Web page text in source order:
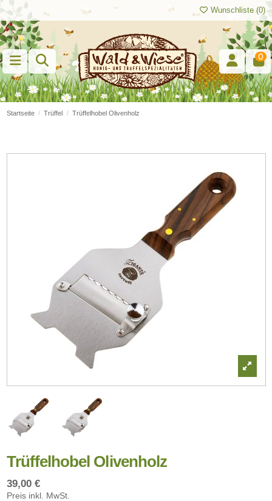
Wunschliste (0)
0
Startseite Trüffel Trüffelhobel Olivenholz
Trüffelhobel Olivenholz
39,00 €
Preis inkl. MwSt.